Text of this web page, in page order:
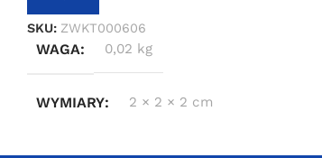
SKU: ZWKT000606
WAGA 0,02 kg
WYMIARY 2 × 2 × 2 cm